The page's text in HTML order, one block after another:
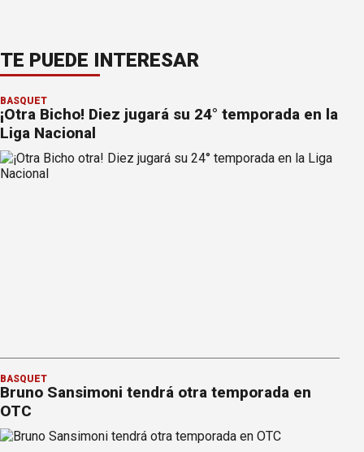
TE PUEDE INTERESAR
BÁSQUET
¡Otra Bicho! Diez jugará su 24° temporada en la
Liga Nacional
BÁSQUET
Bruno Sansimoni tendrá otra temporada en
OTC